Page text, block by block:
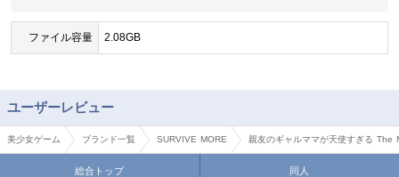
ファイル容量 2.08GB
ユーザーレビュー
美少女ゲーム ブランド一覧 SURVIVE MORE 親友のギャルママが天使すぎる The
総合トップ 同人